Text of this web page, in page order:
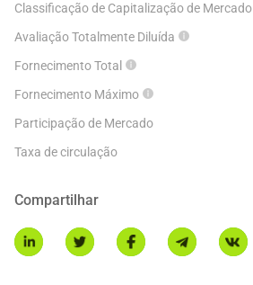
Classificação de Capitalização de Mercado
Avaliação Totalmente Diluída
Fornecimento Total
Fornecimento Máximo
Participação de Mercado
Taxa de circulação
Compartilhar